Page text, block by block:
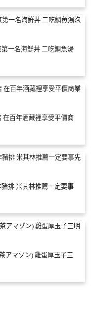
第一名海鮮丼 二吃鯛魚湯
在百年酒藏裡享受平價商
豬排 米其林推薦一定要事
アマゾン) 雞蛋厚玉子三